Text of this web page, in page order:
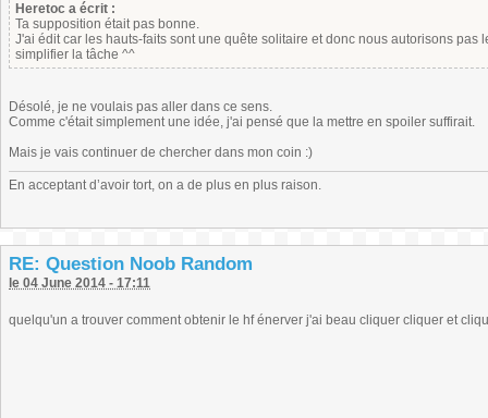
Heretoc a écrit :
Ta supposition était pas bonne.
J'ai édit car les hauts-faits sont une quête solitaire et donc nous autorisons
simplifier la tâche ^^
Désolé, je ne voulais pas aller dans ce sens.
Comme c'était simplement une idée, j'ai pensé que la mettre en spoiler suffirait.
Mais je vais continuer de chercher dans mon coin :)
En acceptant d’avoir tort, on a de plus en plus raison.
RE: Question Noob Random
le 04 June 2014 - 17:11
quelqu'un a trouver comment obtenir le hf énerver j'ai beau cliquer cliquer et